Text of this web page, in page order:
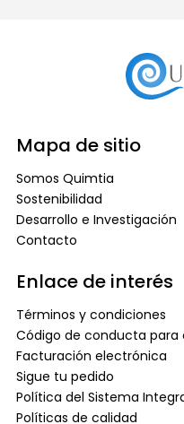
Mapa de sitio
Somos Quimtia
Sostenibilidad
Desarrollo e Investigación
Contacto
Enlace de interés
Términos y condiciones
Código de conducta para
Facturación electrónica
Sigue tu pedido
Política del Sistema
Políticas de calidad